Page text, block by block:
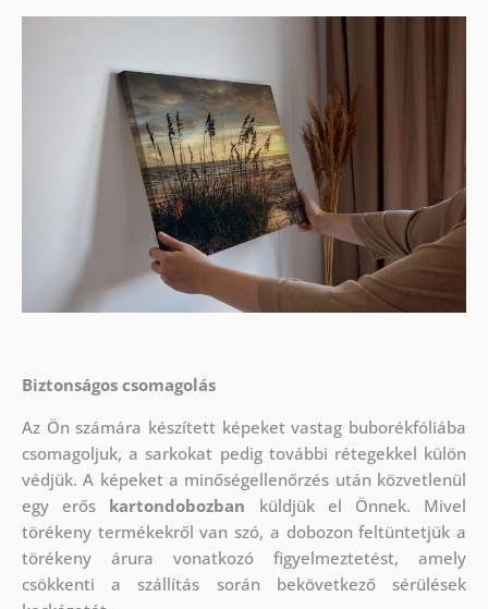
Biztonságos csomagolás
Az Ön számára készített képeket vastag buborékfóliába
csomagoljuk, a sarkokat pedig további rétegekkel külön
védjük.A képeket a minőségellenőrzés után közvetlenül
egy erős kartondobozban küldjük el Önnek. Mivel
törékeny termékekről van szó, a dobozon feltüntetjük a
törékeny árura vonatkozó figyelmeztetést, amely
csökkenti a szállítás során bekövetkező sérülések